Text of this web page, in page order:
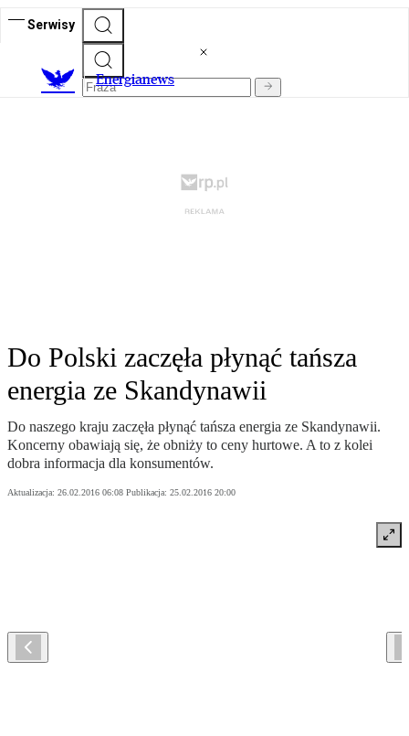
Serwisy
Energianews
Do Polski zaczęła płynąć tańsza
energia ze Skandynawii
Do naszego kraju zaczęła płynąć tańsza energia ze Skandynawii.
Koncerny obawiają się, że obniży to ceny hurtowe. A to z kolei
dobra informacja dla konsumentów.
Aktualizacja: 26.02.2016 06:08 Publikacja: 25.02.2016 20:00